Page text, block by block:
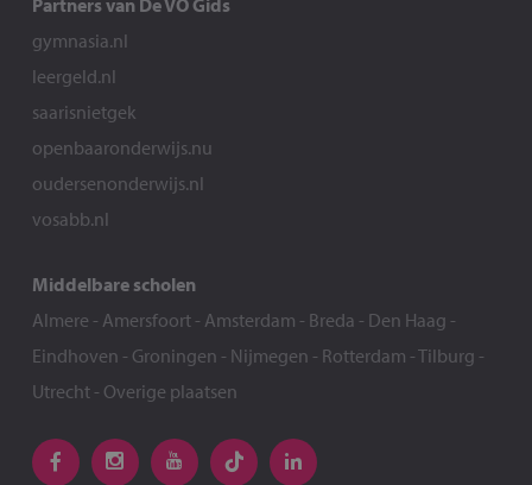
Partners van De VO Gids
gymnasia.nl
leergeld.nl
saarisnietgek
openbaaronderwijs.nu
oudersenonderwijs.nl
vosabb.nl
Middelbare scholen
Almere - Amersfoort- Amsterdam - Breda - Den Haag -
Eindhoven - Groningen - Nijmegen - Rotterdam -Tilburg -
Utrecht- Overige plaatsen